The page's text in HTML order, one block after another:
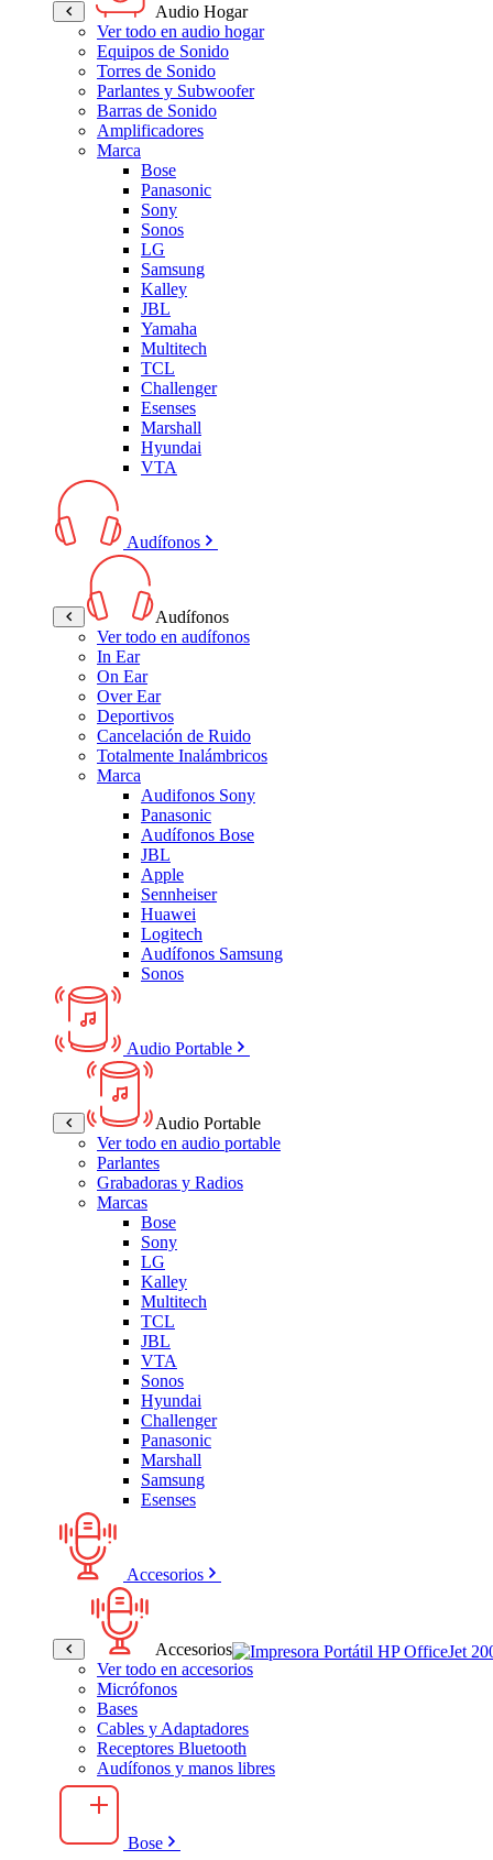
Audio Hogar
Ver todo en audio hogar
Equipos de Sonido
Torres de Sonido
Parlantes y Subwoofer
Barras de Sonido
Amplificadores
Marca
Bose
Panasonic
Sony
Sonos
LG
Samsung
Kalley
JBL
Yamaha
Multitech
TCL
Challenger
Esenses
Marshall
Hyundai
VTA
Audífonos
Audífonos
Ver todo en audífonos
In Ear
On Ear
Over Ear
Deportivos
Cancelación de Ruido
Totalmente Inalámbricos
Marca
Audifonos Sony
Panasonic
Audífonos Bose
JBL
Apple
Sennheiser
Huawei
Logitech
Audífonos Samsung
Sonos
Audio Portable
Audio Portable
Ver todo en audio portable
Parlantes
Grabadoras y Radios
Marcas
Bose
Sony
LG
Kalley
Multitech
TCL
JBL
VTA
Sonos
Hyundai
Challenger
Panasonic
Marshall
Samsung
Esenses
Accesorios
Accesorios
Ver todo en accesorios
Micrófonos
Bases
Cables y Adaptadores
Receptores Bluetooth
Audífonos y manos libres
Bose